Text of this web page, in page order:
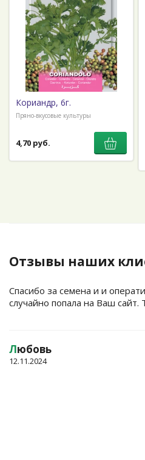
Кориандр, 6г.
Пряно-вкусовые культуры
4,70 руб.
Отзывы наших
Спасибо за семена и и
случайно попала на Ваш сайт.
Любовь
12.11.2024